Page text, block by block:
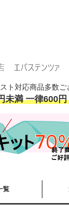
ト対応商品多数
未満 一律600
覧